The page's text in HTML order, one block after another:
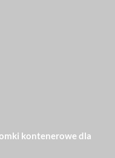
kontenerowe dla